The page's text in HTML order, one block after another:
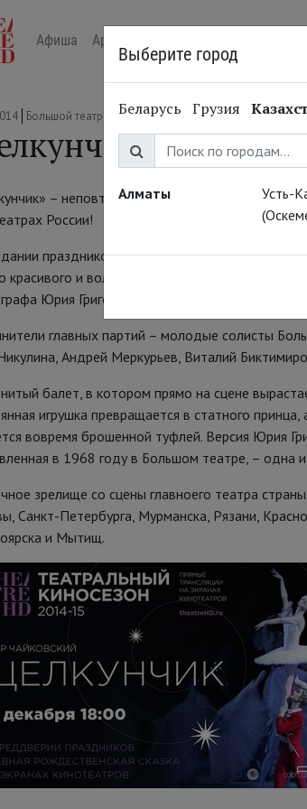
Афиша Арт-лекторий в кино
Большой театр
21
– неповторимая рождественская сказка
России!
праздников приглашаем вас 21 декабря
красивого и волшебного балета в постановке
Юрия Григоровича.
главных партий – молодые солисты
Андрей Меркурьев, Виталий
балет, в котором прямо на сцене
игрушка превращается в статного
вовремя брошенной туфлей. Версия Юрия
в 1968 году в Большом театре, – одна
зрелище со сцены главноего театра
Санкт-Петербурга, Мурманска, Рязани,
и Мытищ.
Выберите город
Беларусь Грузия
Алматы
Усть-